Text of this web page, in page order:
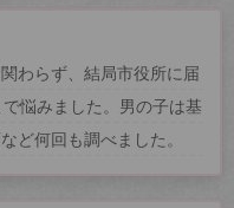
わらず、結局市役所に届
悩みました。男の子は基
ど何回も調べました。